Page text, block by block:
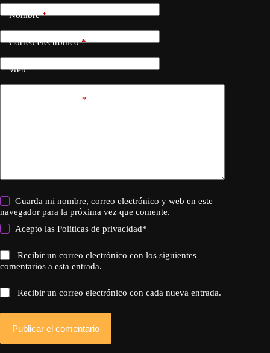
Nombre*
Correo electrónico*
Web
*
Guarda mi nombre, correo electrónico y web en este
navegador para la próxima vez que comente.
Acepto lasPoliticas de privacidad*
Recibir un correo electrónico con los siguientes
comentarios a esta entrada.
Recibir un correo electrónico con cada nueva entrada.
Publicar el comentario